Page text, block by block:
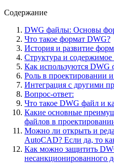
Содержание
DWG файлы: Основы
Что такое формат DWG?
История и развитие
Структура и содержимое
Как используются DWG
Роль в проектировании
Интеграция с другими
Вопрос-ответ:
Что такое DWG файл и
Какие основные
файлов в
Можно ли открыть и
AutoCAD? Если да, то
Как можно защитить
несанкционированного